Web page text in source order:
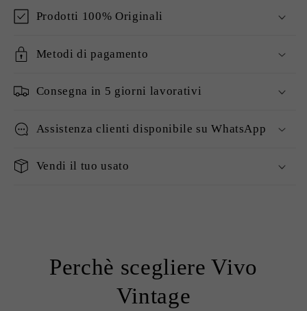
Prodotti 100% Originali
Metodi di pagamento
Consegna in 5 giorni lavorativi
Assistenza clienti disponibile su WhatsApp
Vendi il tuo usato
Perchè scegliere Vivo
Vintage